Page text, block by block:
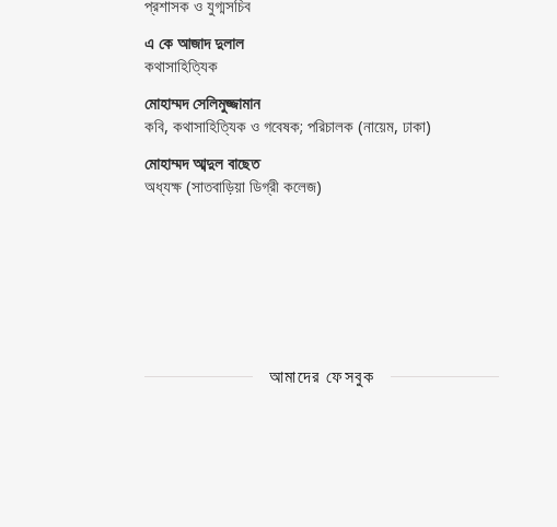
প্রশাসক ও যুগ্মসচিব
এ কে আজাদ দুলাল
কথাসাহিত্যিক
মোহাম্মদ সেলিমুজ্জামান
কবি, কথাসাহিত্যিক ও গবেষক; পরিচালক (নায়েম, ঢাকা)
মোহাম্মদ আব্দুল বাছেত
অধ্যক্ষ (সাতবাড়িয়া ডিগ্রী কলেজ)
আমাদের ফেসবুক